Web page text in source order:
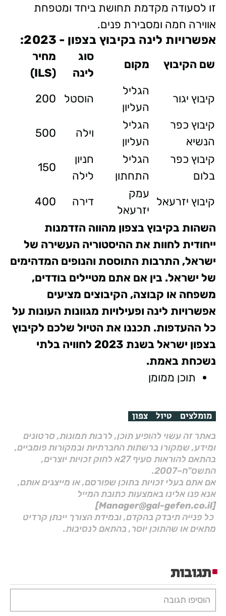
זו לסעודה מקדמת תחושת ביחד ומטפחת
אווירה חמה ומסבירת פנים.
אפשרויות לינה בקיבוץ בצפון - 2023:
שם הקיבוץ מקום
סוג
לינה
מחיר
(
ILS)
קיבוץ יגור
הגליל
העליון
הוסטל
200
קיבוץ כפר
הנשיא
הגליל
העליון
וילה
500
קיבוץ כפר
בלום
הגליל
התחתון
חניון
לילה
150
קיבוץ יזרעאל
עמק
יזרעאל
דירה
400
השהות בקיבוץ בצפון מהווה הזדמנות
ייחודית לחוות את ההיסטוריה העשירה של
ישראל, התרבות התוססת והנופים המדהימים
של ישראל. בין אם אתם מטיילים בודדים,
משפחה או קבוצה, הקיבוצים מציעים
אפשרויות לינה ופעילויות מגוונות העונות על
כל ההעדפות. תכננו את הטיול שלכם לקיבוץ
בצפון ישראל בשנת 2023 לחוויה בלתי
נשכחת באמת.
תוכן ממומן
מומלצים טיול צפון
באתר זה עשוי להופיע תוכן, לרבות תמונות, סרטונים
ומידע, שמקורו ברשתות החברתיות ובמקורות פומביים,
בהתאם להוראות סעיף 27א לחוק זכויות יוצרים,
התשס"ח–2007.
אם אתם בעלי זכויות בתוכן שפורסם, או מייצגים אותם,
אנא פנו אלינו באמצעות כתובת המייל
[Manager@gal-gefen.co.il]
כל פנייה תיבדק בהקדם, ובמידת הצורך יינתן קרדיט
מתאים או שהתוכן יוסר, בהתאם לנסיבות.
תגובות
הוסיפו תגובה